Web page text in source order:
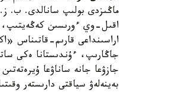
جاڭارىپ، ءۇندىستانا ەكى
جازۋعا جانە ساناۋعا
بەينەلەۋ سياقتى دارىستەر